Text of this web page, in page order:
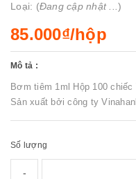
Loại: (Đang cập nhật ... )
85.000₫/hộp
Mô tả :
Bơm tiêm 1ml Hộp 100
Sản xuất bởi công ty
Số lượng
-